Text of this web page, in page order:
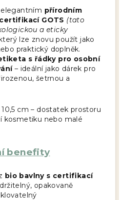
elegantním přírodním
GOTS (tato
a eticky
lze znovu použít jako
praktický doplněk.
s řádky pro osobní
– ideální jako dárek pro
šetrnou a
cm – dostatek prostoru
kosmetiku nebo malé
benefity
bio bavlny s certifikací
opakovaně